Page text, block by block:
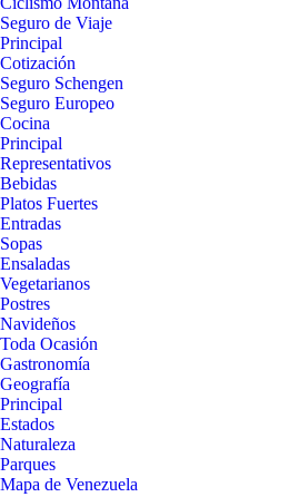
Seguro de Viaje
Principal
Cotización
Seguro Schengen
Seguro Europeo
Cocina
Principal
Representativos
Bebidas
Platos Fuertes
Entradas
Sopas
Ensaladas
Vegetarianos
Postres
Navideños
Toda Ocasión
Gastronomía
Geografía
Principal
Estados
Naturaleza
Parques
Mapa de Venezuela